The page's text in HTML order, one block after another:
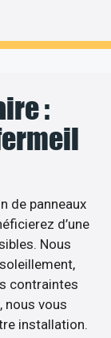
:
de panneaux
d’une
Nous
contraintes
nous vous
installation.